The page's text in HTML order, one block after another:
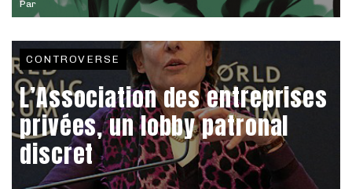
Par
CONTROVERSE
L’Association des entreprises
privées, un lobby patronal
discret